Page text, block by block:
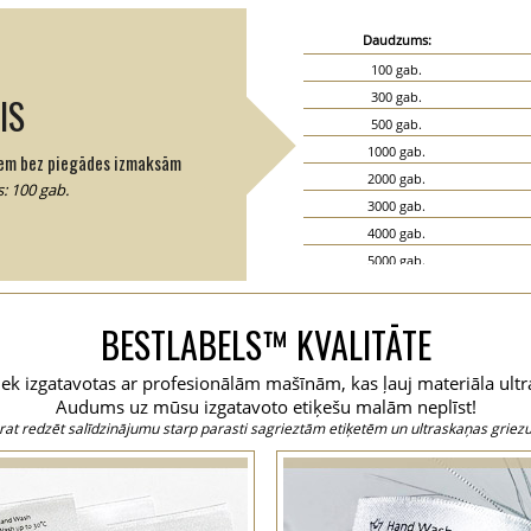
bez piegādes izmaksām
100 gab.
Daudzums:
100 gab.
300 gab.
500 gab.
1000 gab.
2000 gab.
3000 gab.
4000 gab.
5000 gab.
8000 gab.
10000 gab.
15000 gab.
20000 gab.
BESTLABELS™ KVALITĀTE
izgatavotas ar profesionālām mašīnām, kas ļauj materiāla
Audums uz mūsu izgatavoto etiķešu malām neplīst!
redzēt salīdzinājumu starp parasti sagrieztām etiķetēm un ultraskaņas